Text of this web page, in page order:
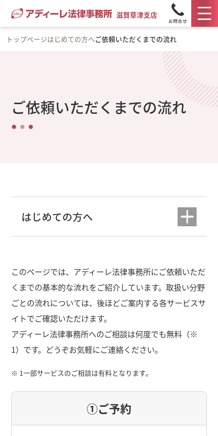
滋賀草津支店
トップページはじめての方へご依頼いただくまでの流れ
ご依頼いただくまでの流れ
はじめての方へ
このページでは、アディーレ法律事務所にご依頼いただ
くまでの基本的な流れをご紹介しています。取扱い分野
ごとの流れについては、後ほどご案内する各サービスサ
イトでご確認いただけます。
アディーレ法律事務所へのご相談は何度でも無料（※
1）です。どうぞお気軽にご連絡ください。
※ 1一部サービスのご相談は有料となります。
①ご予約